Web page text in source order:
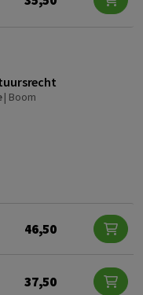
| Boom
46,50
37,50